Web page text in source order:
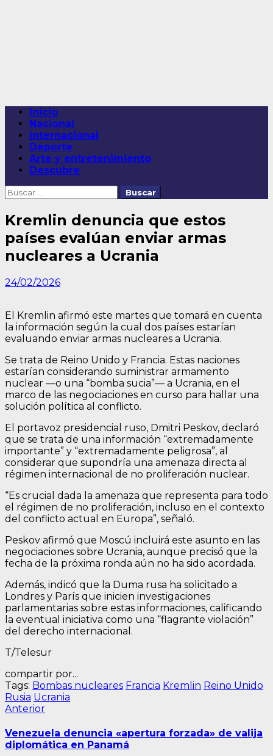
Menú
principal
Inicio
Nacional
Internacional
Deporte
Arte y entretenimiento
Descubre
Buscar:
Kremlin denuncia que estos
países evalúan enviar armas
nucleares a Ucrania
24/02/2026
El Kremlin afirmó este martes que tomará en cuenta
la información según la cual dos países estarían
evaluando enviar armas nucleares a Ucrania.
Se trata de Reino Unido y Francia. Estas naciones
estarían considerando suministrar armamento
nuclear —o una “bomba sucia”— a Ucrania, en el
marco de las negociaciones en curso para hallar una
solución política al conflicto.
El portavoz presidencial ruso, Dmitri Peskov, declaró
que se trata de una información “extremadamente
importante” y “extremadamente peligrosa”, al
considerar que supondría una amenaza directa al
régimen internacional de no proliferación nuclear.
“Es crucial dada la amenaza que representa para todo
el régimen de no proliferación, incluso en el contexto
del conflicto actual en Europa”, señaló.
Peskov afirmó que Moscú incluirá este asunto en las
negociaciones sobre Ucrania, aunque precisó que la
fecha de la próxima ronda aún no ha sido acordada.
Además, indicó que la Duma rusa ha solicitado a
Londres y París que inicien investigaciones
parlamentarias sobre estas informaciones, calificando
la eventual iniciativa como una “flagrante violación”
del derecho internacional.
T/Telesur
compartir por...
Tags: Bombas nucleares Francia Kremlin Reino Unido
Rusia Ucrania
Navegación
de
entradas
AnteriorEntrada
Venezuela denuncia «apertura forzada» de valija
diplomática en Panamá